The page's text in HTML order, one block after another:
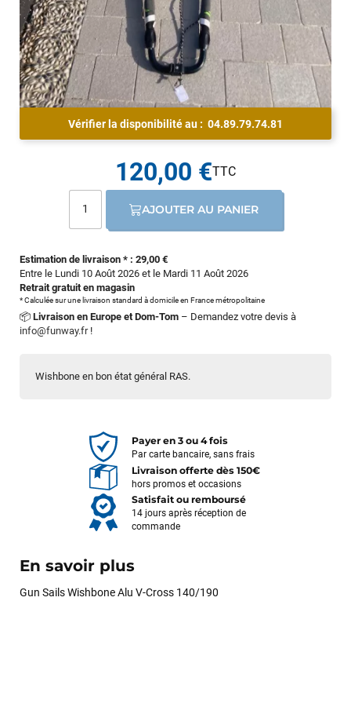
Wishbone en bon état général RAS.
Vérifier la disponibilité au : 04.89.79.74.81
Estimation de livraison * : 29,00 €
Entre le Lundi 10 Août 2026 et le Mardi 11 Août 2026
Retrait gratuit en magasin
* Calculée sur une livraison standard à domicile en France métropolitaine
📦 Livraison en Europe et Dom-Tom – Demandez votre devis à
info@funway.fr!
120,00 €
AJOUTER AU PANIER
Payer en 3 ou 4 fois
Par carte bancaire, sans frais
Livraison offerte dès 150€
hors promos et occasions
Satisfait ou remboursé
14 jours après réception de
commande
En savoir plus
Gun Sails Wishbone Alu V-Cross 140/190